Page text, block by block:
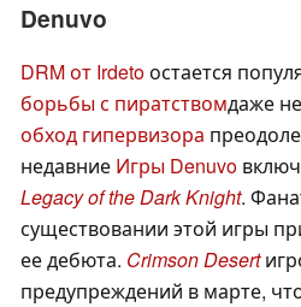
Denuvo
DRM от Irdetoостается
борьбы с пиратствомдаже
обход гипервизора
недавние Игры Denuvo
Legacy of the Dark Knight.
существовании этой игры
ее дебюта. Crimson Desert
предупреждений в марте,